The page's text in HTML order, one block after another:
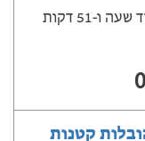
‫ו-51 דקות